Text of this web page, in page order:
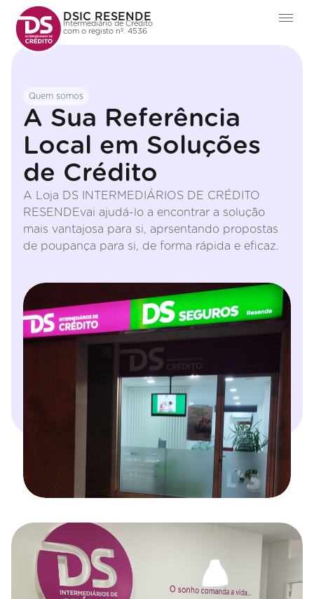
DSIC RESENDE
Intermediário de Crédito
com o registo nº. 4536
Quem somos
A Sua Referência
Local em Soluções
de Crédito
A Loja DS INTERMEDIÁRIOS DE CRÉDITO
RESENDEvai ajudá-lo a encontrar a solução
mais vantajosa para si, aprsentando propostas
de poupança para si, de forma rápida e eficaz.